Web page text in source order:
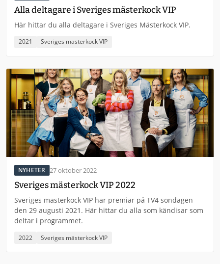
Alla deltagare i Sveriges mästerkock VIP
Här hittar du alla deltagare i Sveriges Mästerkock VIP.
2021 Sveriges mästerkock VIP
NYHETER 27 oktober 2022
Sveriges mästerkock VIP 2022
Sveriges mästerkock VIP har premiär på TV4 söndagen
den 29 augusti 2021. Här hittar du alla som kändisar som
deltar i programmet.
2022 Sveriges mästerkock VIP